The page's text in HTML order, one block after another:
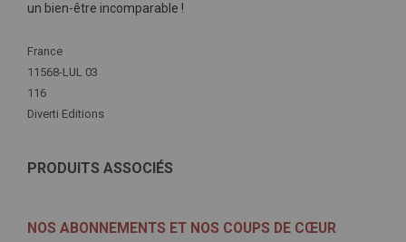
un bien-être incomparable !
Plus
d'infos
France
11568-LUL 03
116
Diverti Editions
PRODUITS ASSOCIÉS
NOS ABONNEMENTS ET NOS COUPS DE CŒUR